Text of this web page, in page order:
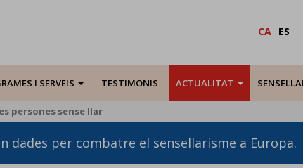
CA ES
I SERVEIS TESTIMONIS ACTUALITAT
persones sense llar
dades per combatre el sensellarisme a Europa.